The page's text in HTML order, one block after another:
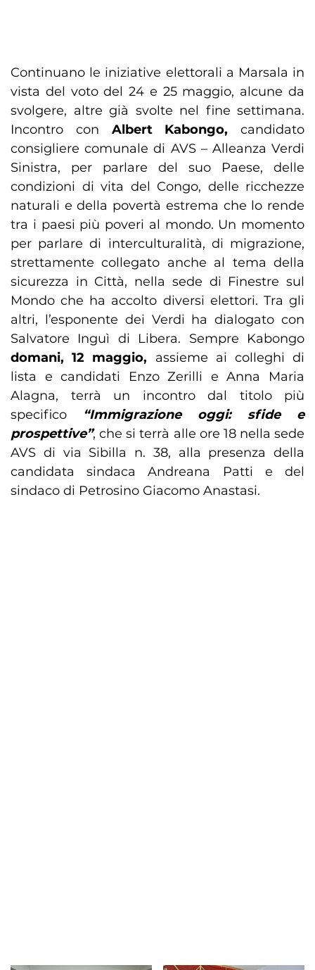
Continuano le iniziative elettorali a Marsala in
vista del voto del 24 e 25 maggio, alcune da
svolgere, altre già svolte nel fine settimana.
Incontro con Albert Kabongo, candidato
consigliere comunale di AVS – Alleanza Verdi
Sinistra, per parlare del suo Paese, delle
condizioni di vita del Congo, delle ricchezze
naturali e della povertà estrema che lo rende
tra i paesi più poveri al mondo. Un momento
per parlare di interculturalità, di migrazione,
strettamente collegato anche al tema della
sicurezza in Città, nella sede di Finestre sul
Mondo che ha accolto diversi elettori. Tra gli
altri, l’esponente dei Verdi ha dialogato con
Salvatore Inguì di Libera. Sempre Kabongo
domani, 12 maggio, assieme ai colleghi di
lista e candidati Enzo Zerilli e Anna Maria
Alagna, terrà un incontro dal titolo più
specifico “Immigrazione oggi: sfide e
prospettive”, che si terrà alle ore 18 nella sede
AVS di via Sibilla n. 38, alla presenza della
candidata sindaca Andreana Patti e del
sindaco di Petrosino Giacomo Anastasi.